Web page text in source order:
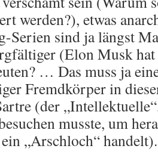
werden?), etwas
Serien sind ja längst
(Elon Musk
… Das muss ja
Fremdkörper in
(der
musste, um
„Arschloch“ handelt).